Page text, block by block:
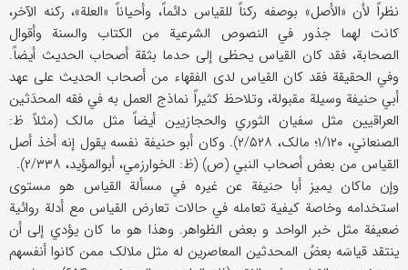
نظراً لأن «الأصل» بوصفه رکناً للقیاس دائماً، وأحیاناً «العلة»، رکنه الآخر،
کانت لهما جذور في النصوص الشرعیة من الکتاب والسنة وأقوال
الصحابة، فقد کان القیاس یحظی إلی حدما بثقة أصحاب الحدیث أیضاً.
وفي الحقیقة فقد کان القیاس لدی الفقهاء من أصحاب الحدیث علی عهد
أبي حنیفة وسیلة مقبولة، وتلاحظ کثیراً نماذج العمل به في فقه المحدَثین
العراقیین مثل سفیان الثوري والحجازیین أیضاً مثل مالک (مثلاً ظ:
الصنعاني، ۱/۱۲۰؛ مالک، ۲/۵۲۸). وکان أبو حنیفة نفسه یقول إنه أخذ أصل
القیاس من بعض أصحاب النبي (ص) (ظ: الخوارزمي، أبوالمؤید، ۲/۳۳۸).
وإن ماکان یمیز أبا حنیفة عن غیره في مسألة القیاس هو مستوی
استخدامه وخاصة کیفیة تعامله في حالات تعارض القیاس مع أدلة روائیة
ضعیفة مثل خبر الواحد و بعض الظواهر. وهذا هو ما کان یؤدي إلی أن
ینتقد قیاسَه بعضُ المحدثین المعاصرین له مثل ملالک ممن کانوا أنفسهم